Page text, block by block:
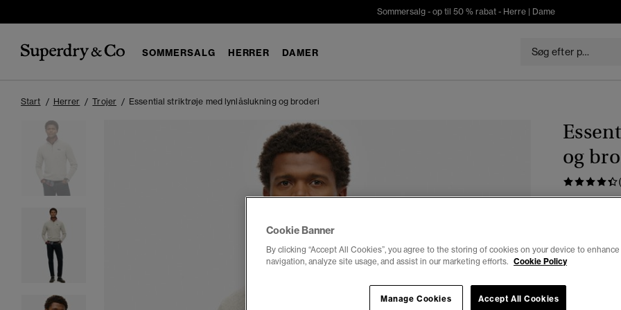
Sommersalg - op til 50 % rabat - Herre| Dame
SOMMERSALG HERRER DAMER
Start Herrer Trojer Essential striktrøje med lynlåslukning og broderi
og
Farve:
Cookie Banner
By clicking “Accept All Cookies”, you agree to the storing of cookies on your device to
navigation, analyze site usage, and assist in our marketing efforts. Cookie Policy
Accept All Cookies
Manage Cookies